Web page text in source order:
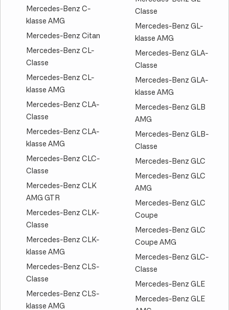
Mercedes-Benz C-
klasse AMG
Mercedes-Benz Citan
Mercedes-Benz CL-
Classe
Mercedes-Benz CL-
klasse AMG
Mercedes-Benz CLA-
Classe
Mercedes-Benz CLA-
klasse AMG
Mercedes-Benz CLC-
Classe
Mercedes-Benz CLK
AMG GTR
Mercedes-Benz CLK-
Classe
Mercedes-Benz CLK-
klasse AMG
Mercedes-Benz CLS-
Classe
Mercedes-Benz CLS-
klasse AMG
Classe
Mercedes-Benz GL-
klasse AMG
Mercedes-Benz GLA-
Classe
Mercedes-Benz GLA-
klasse AMG
Mercedes-Benz GLB
AMG
Mercedes-Benz GLB-
Classe
Mercedes-Benz GLC
Mercedes-Benz GLC
AMG
Mercedes-Benz GLC
Coupe
Mercedes-Benz GLC
Coupe AMG
Mercedes-Benz GLC-
Classe
Mercedes-Benz GLE
Mercedes-Benz GLE